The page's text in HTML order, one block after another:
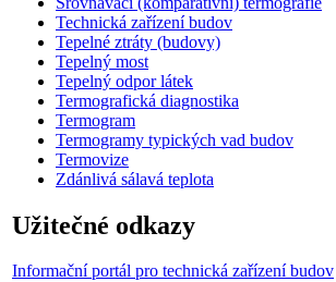
Technická zařízení budov
Tepelné ztráty (budovy)
Tepelný most
Tepelný odpor látek
Termografická diagnostika
Termogram
Termogramy typických vad budov
Termovize
Zdánlivá sálavá teplota
Užitečné odkazy
Informační portál pro technická zařízení budov